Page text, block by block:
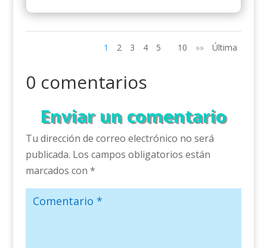
1 2 3 4 5 10 »» Última
0 comentarios
Enviar un comentario
Tu dirección de correo electrónico no será
publicada. Los campos obligatorios están
marcados con *